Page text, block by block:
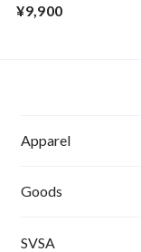
¥9,900
Apparel
Tシャツ
Goods
SVSA